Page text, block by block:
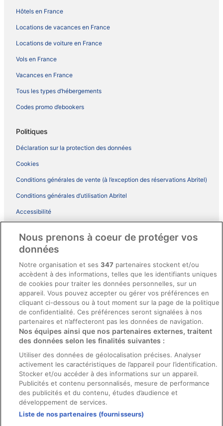
Hôtels en France
Locations de vacances en France
Locations de voiture en France
Vols en France
Vacances en France
Tous les types d’hébergements
Codes promo d’ebookers
Politiques
Déclaration sur la protection des données
Cookies
Conditions générales de vente (à l’exception des réservations Abritel)
Conditions générales d’utilisation Abritel
Accessibilité
Conditions générales du programme BONUS+ d’ebookers
Directives de contenu et signalement de contenus
Aide
Soutien
Annuler votre réservation d’hôtel ou de propriété de vacances
Échéances de remboursement
Utiliser un coupon ebookers
Nous prenons à coeur de protéger vos
données
Notre organisation et ses347 partenaires stockent et/ou
accèdent à des informations, telles que les identifiants uniques
de cookies pour traiter les données personnelles, sur un
appareil. Vous pouvez accepter ou gérer vos préférences en
cliquant ci-dessous ou à tout moment sur la page de la politique
de confidentialité. Ces préférences seront signalées à nos
partenaires et n’affecteront pas les données de navigation.
Nos équipes ainsi que nos partenaires externes, traitent
des données selon les finalités suivantes :
Utiliser des données de géolocalisation précises. Analyser
activement les caractéristiques de l’appareil pour l’identification.
Stocker et/ou accéder à des informations sur un appareil.
Publicités et contenu personnalisés, mesure de performance
des publicités et du contenu, études d’audience et
développement de services.
Liste de nos partenaires (fournisseurs)